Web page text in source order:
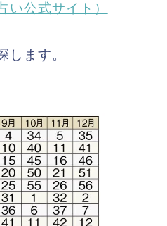
い公式サイト）
ます。